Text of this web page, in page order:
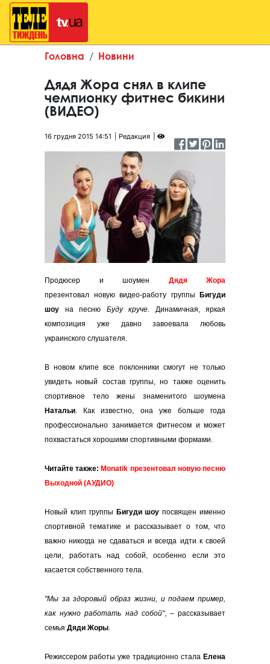
Головна Новини
Дядя Жора снял в клипе
чемпионку фитнес бикини
(ВИДЕО)
16 грудня 2015 14:51 Редакция
Продюсер и шоумен Дядя Жора
презентовал новую видео-работу группы Бигуди
шоу на песню Буду круче. Динамичная, яркая
композиция уже давно завоевала любовь
украинского слушателя.
В новом клипе все поклонники смогут не только
увидеть новый состав группы, но также оценить
спортивное тело жены знаменитого шоумена
Натальи. Как известно, она уже больше года
профессионально занимается фитнесом и может
похвастаться хорошими спортивными формами.
Читайте также: Monatik презентовал новую песню
Выходной (АУДИО)
Новый клип группы Бигуди шоупосвящен именно
спортивной тематике и рассказывает о том, что
важно никогда не сдаваться и всегда идти к своей
цели, работать над собой, особенно если это
касается собственного тела.
"Мы за здоровый образ жизни, и подаем пример,
как нужно работать над собой", – рассказывает
семья Дяди Жоры.
Режиссером работы уже традиционно стала Елена